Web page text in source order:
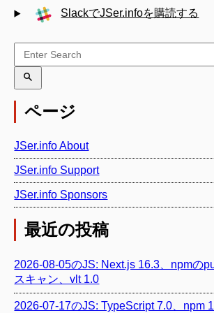
SlackでJSer.infoを購読する
ページ
JSer.info About
JSer.info Support
JSer.info Sponsors
最近の投稿
2026-08-05のJS: Next.js 16.3、npmの
スキャン、vlt 1.0
2026-07-17のJS: TypeScript 7.0、npm